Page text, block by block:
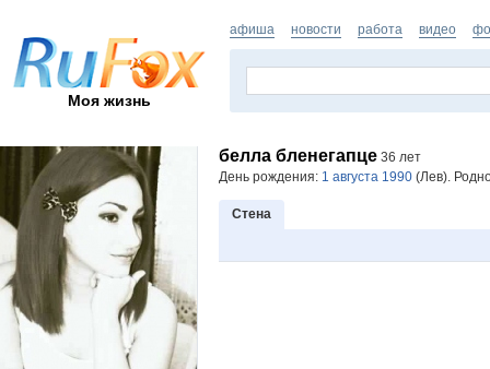
Моя жизнь
афиша новости работа видео
белла бленегапце 36 лет
День рождения: 1 августа 1990 (Лев).
Стена